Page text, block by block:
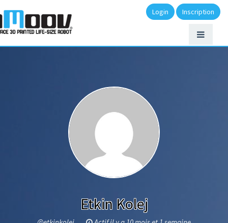
Login Inscription
Etkin Kolej